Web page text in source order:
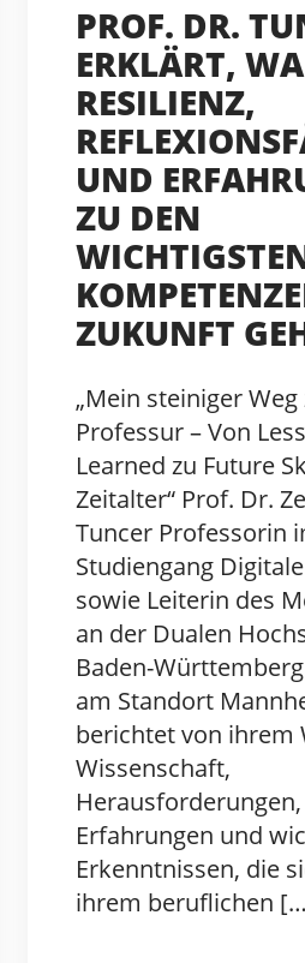
PROF. DR.
ERKLÄRT,
RESILIENZ,
UND
ZU DEN
ZUKUNFT
„Mein steiniger Weg
Professur – Von
Learned zu Future
Zeitalter“ Prof. Dr.
Tuncer Professorin
Studiengang
sowie Leiterin des
an der Dualen
Baden-
am Standort
berichtet von ihrem
Wissenschaft,
Herausforderungen,
Erfahrungen und
Erkenntnissen, die
ihrem beruflichen